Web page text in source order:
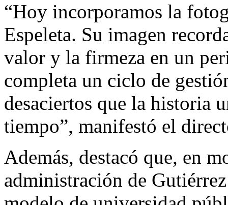
“Hoy incorporamos la
Espeleta. Su imagen
valor y la firmeza en un
completa un ciclo de
desaciertos que la historia
tiempo”, manifestó el
Además, destacó que, en
administración de